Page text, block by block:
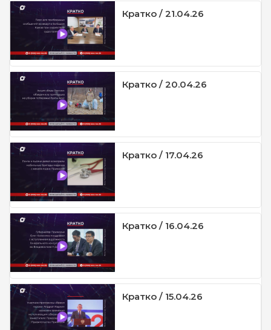
Кратко / 21.04.26
Кратко / 20.04.26
Кратко / 17.04.26
Кратко / 16.04.26
Кратко / 15.04.26